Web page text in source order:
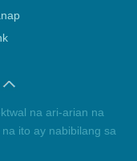
na ari-arian na
ito ay nabibilang sa